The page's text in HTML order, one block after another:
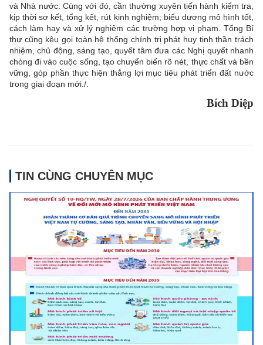
và Nhà nước. Cùng với đó, cần thường xuyên tiến hành kiểm tra,
kịp thời sơ kết, tổng kết, rút kinh nghiệm; biểu dương mô hình tốt,
cách làm hay và xử lý nghiêm các trường hợp vi phạm. Tổng Bí
thư cũng kêu gọi toàn hệ thống chính trị phát huy tinh thần trách
nhiệm, chủ động, sáng tạo, quyết tâm đưa các Nghị quyết nhanh
chóng đi vào cuộc sống, tạo chuyển biến rõ nét, thực chất và bền
vững, góp phần thực hiện thắng lợi mục tiêu phát triển đất nước
trong giai đoạn mới./.
Bích Diệp
TIN CÙNG CHUYÊN MỤC